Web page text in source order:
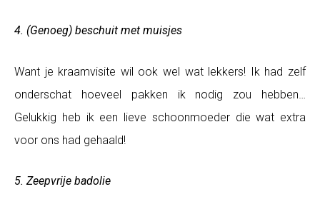
4. (Genoeg) beschuit met muisjes
Want je kraamvisite wil ook wel wat lekkers! Ik had zelf
onderschat hoeveel pakken ik nodig zou hebben…
Gelukkig heb ik een lieve schoonmoeder die wat extra
voor ons had gehaald!
5. Zeepvrije badolie